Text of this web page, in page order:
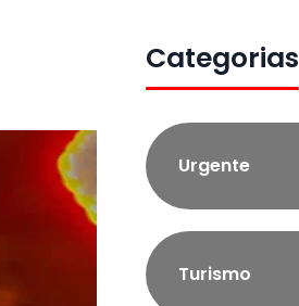
Categorias
Urgente
Turismo